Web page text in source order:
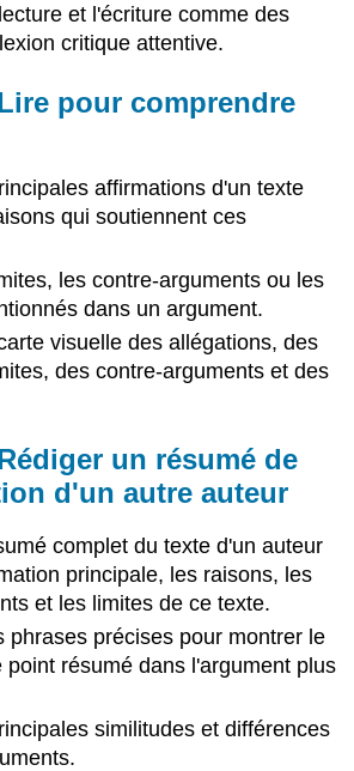
et l'écriture comme des
critique attentive.
pour comprendre
affirmations d'un texte
qui soutiennent ces
les contre-arguments ou les
dans un argument.
visuelle des allégations, des
des contre-arguments et des
un résumé de
d'un autre auteur
complet du texte d'un auteur
principale, les raisons, les
et les limites de ce texte.
phrases précises pour montrer le
point résumé dans l'argument plus
similitudes et différences